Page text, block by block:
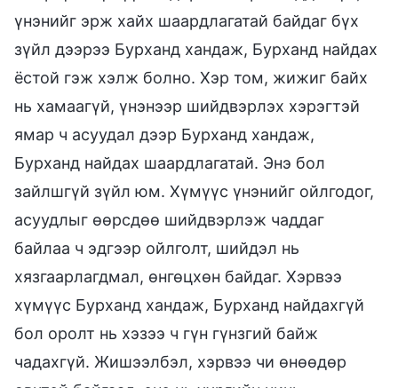
үнэнийг эрж хайх шаардлагатай байдаг бүх
зүйл дээрээ Бурханд хандаж, Бурханд найдах
ёстой гэж хэлж болно. Хэр том, жижиг байх
нь хамаагүй, үнэнээр шийдвэрлэх хэрэгтэй
ямар ч асуудал дээр Бурханд хандаж,
Бурханд найдах шаардлагатай. Энэ бол
зайлшгүй зүйл юм. Хүмүүс үнэнийг ойлгодог,
асуудлыг өөрсдөө шийдвэрлэж чаддаг
байлаа ч эдгээр ойлголт, шийдэл нь
хязгаарлагдмал, өнгөцхөн байдаг. Хэрвээ
хүмүүс Бурханд хандаж, Бурханд найдахгүй
бол оролт нь хэзээ ч гүн гүнзгий байж
чадахгүй. Жишээлбэл, хэрвээ чи өнөөдөр